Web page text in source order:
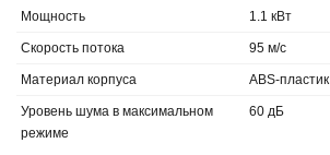
Мощность 1.1 кВт
Скорость потока 95 м/с
Материал корпуса ABS-пластик
Уровень шума в максимальном
режиме
60 дБ